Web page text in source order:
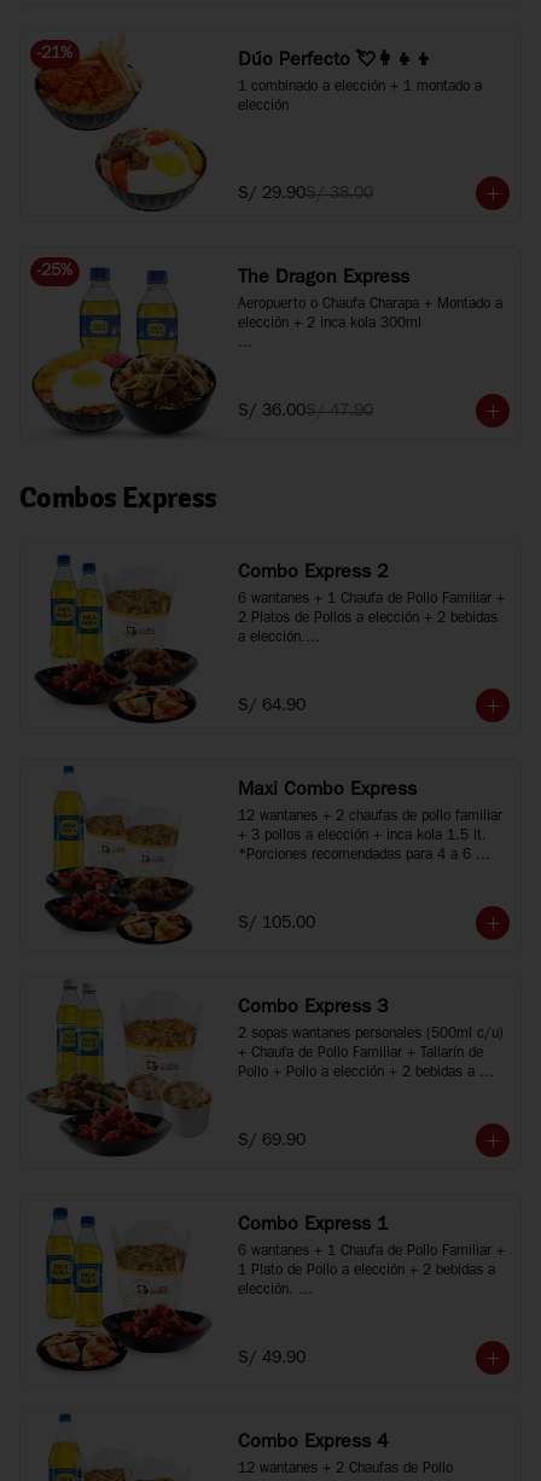
-21% Dúo Perfecto 💘👩‍👧‍👦
1 combinado a elección + 1 montado a
elección
S/ 29.90S/ 38.00
-25% The Dragon Express
Aeropuerto o Chaufa Charapa + Montado a
elección + 2 inca kola 300ml
S/ 36.00S/ 47.90
Combos Express
Combo Express 2
6 wantanes + 1 Chaufa de Pollo Familiar +
2 Platos de Pollos a elección + 2 bebidas
a elección.
*Imágenes referenciales
S/ 64.90
Maxi Combo Express
12 wantanes + 2 chaufas de pollo familiar
+ 3 pollos a elección + inca kola 1.5 lt.
*Porciones recomendadas para 4 a 6
S/ 105.00
Combo Express 3
2 sopas wantanes personales (500ml c/u)
+ Chaufa de Pollo Familiar + Tallarín de
Pollo + Pollo a elección + 2 bebidas a
personas
*Imágenes referenciales
S/ 69.90
Combo Express 1
6 wantanes + 1 Chaufa de Pollo Familiar +
1 Plato de Pollo a elección + 2 bebidas a
elección.
S/ 49.90
Combo Express 4
12 wantanes + 2 Chaufas de Pollo